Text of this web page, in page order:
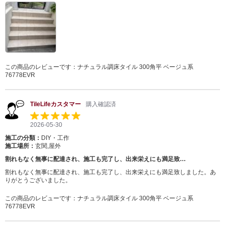
この商品のレビューです： ナチュラル調床タイル 300角平 ベージュ系
76778EVR
TileLifeカスタマー 購入確認済
2026-05-30
施工の分類： DIY・工作
施工場所： 玄関,屋外
割れもなく無事に配達され、施工も完了し、出来栄えにも満足致…
割れもなく無事に配達され、施工も完了し、出来栄えにも満足致しました。あ
りがとうございました。
この商品のレビューです： ナチュラル調床タイル 300角平 ベージュ系
76778EVR